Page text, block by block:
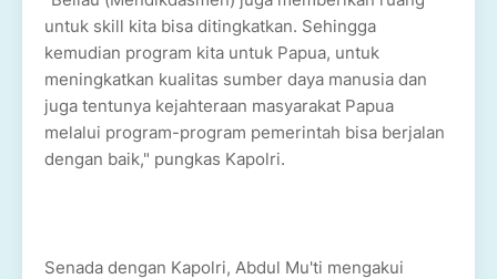
untuk skill kita bisa ditingkatkan. Sehingga
kemudian program kita untuk Papua, untuk
meningkatkan kualitas sumber daya manusia dan
juga tentunya kejahteraan masyarakat Papua
melalui program-program pemerintah bisa berjalan
dengan baik," pungkas Kapolri.
Senada dengan Kapolri, Abdul Mu'ti mengakui